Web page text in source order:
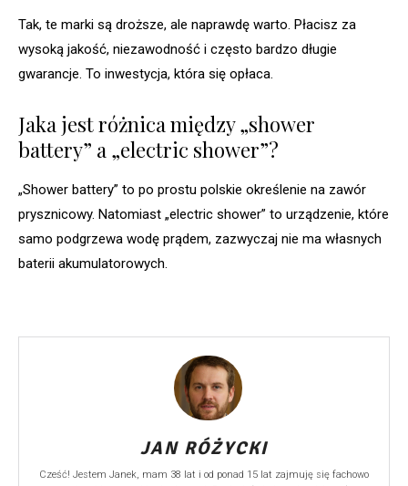
Tak, te marki są droższe, ale naprawdę warto. Płacisz za
wysoką jakość, niezawodność i często bardzo długie
gwarancje. To inwestycja, która się opłaca.
Jaka jest różnica między „shower
battery” a „electric shower”?
„Shower battery” to po prostu polskie określenie na zawór
prysznicowy. Natomiast „electric shower” to urządzenie, które
samo podgrzewa wodę prądem, zazwyczaj nie ma własnych
baterii akumulatorowych.
JAN RÓŻYCKI
Cześć! Jestem Janek, mam 38 lat i od ponad 15 lat zajmuję się fachowo